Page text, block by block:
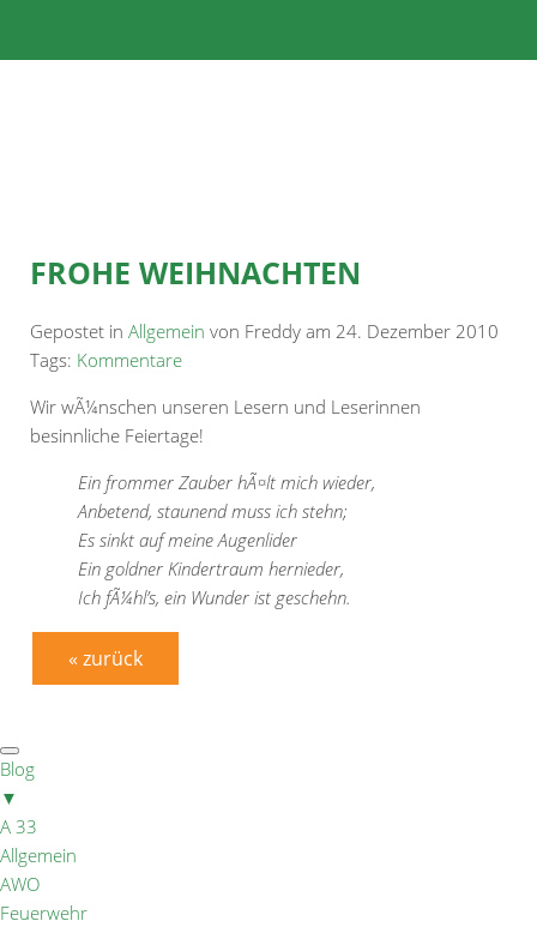
FROHE WEIHNACHTEN
Gepostet in Allgemein von Freddy am 24. Dezember 2010
Tags: Kommentare
Wir wÃ¼nschen unseren Lesern und Leserinnen
besinnliche Feiertage!
Ein frommer Zauber hÃ¤lt mich wieder,
Anbetend, staunend muss ich stehn;
Es sinkt auf meine Augenlider
Ein goldner Kindertraum hernieder,
Ich fÃ¼hl’s, ein Wunder ist geschehn.
« zurück
Blog
▼
A 33
Allgemein
AWO
Feuerwehr